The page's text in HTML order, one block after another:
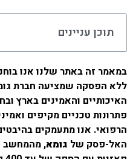
תוכן עניינים
במאמר זה באתר שלנו אנו
ללא הפסקה שמציעה חברת
פתרונות טכניים מקיפים
הרפואי. אנו מתעמקים
האל-פסק של גומא, מהמחשב